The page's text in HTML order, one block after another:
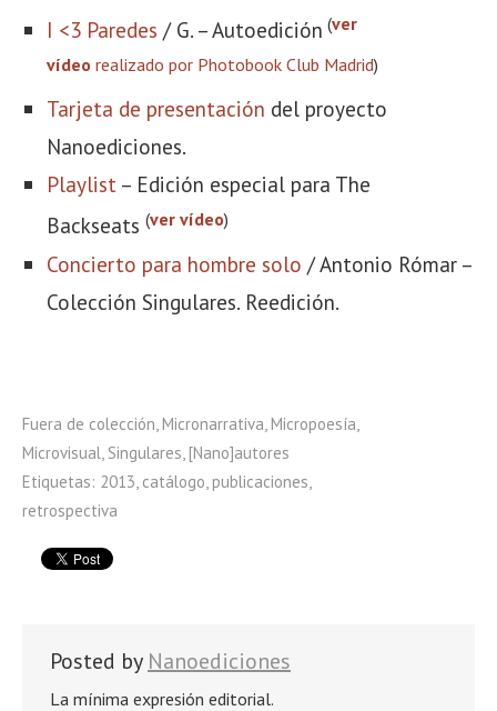
I <3 Paredes / G. – Autoedición (ver
vídeo realizado por Photobook Club Madrid)
Tarjeta de presentación del proyecto
Nanoediciones.
Playlist – Edición especial para The
Backseats (ver vídeo)
Concierto para hombre solo / Antonio Rómar –
Colección Singulares. Reedición.
Fuera de colección Micronarrativa Micropoesía
Microvisual Singulares [Nano]autores
Etiquetas: 2013 catálogo publicaciones
retrospectiva
Posted by Nanoediciones
La mínima expresión editorial.